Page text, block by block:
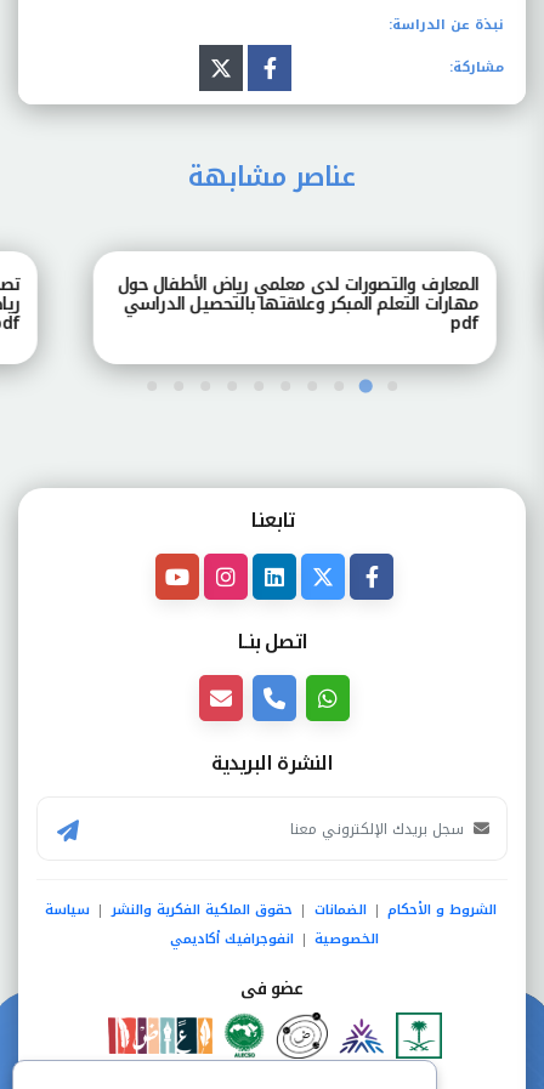
نبذة عن الدراسة:
مشاركة:
عناصر مشابهة
المعارف والتصورات لدى معلمي رياض الأطفال حول
مهارات التعلم المبكر وعلاقتها بالتحصيل الدراسي
pdf
pdf
تابعنـا
اتصل بنــا
النشرة البريدية
الشروط و الأحكام | الضمانات | حقوق الملكية الفكرية والنشر | سياسة
الخصوصية | انفوجرافيك أكاديمي
عضو فى